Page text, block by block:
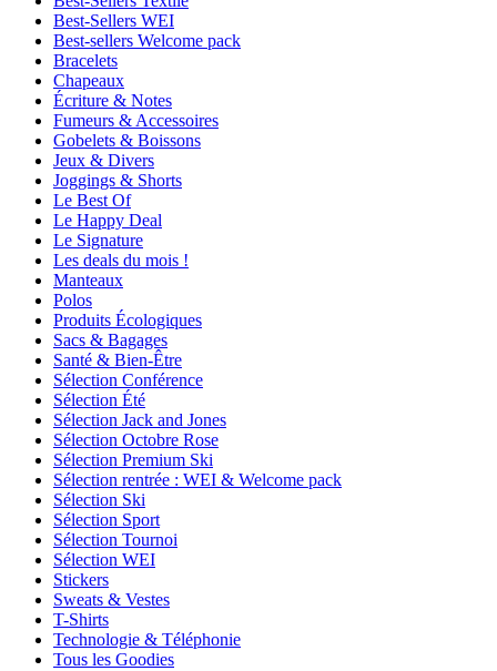
Best-Sellers WEI
Best-sellers Welcome pack
Bracelets
Chapeaux
Écriture & Notes
Fumeurs & Accessoires
Gobelets & Boissons
Jeux & Divers
Joggings & Shorts
Le Best Of
Le Happy Deal
Le Signature
Les deals du mois !
Manteaux
Polos
Produits Écologiques
Sacs & Bagages
Santé & Bien-Être
Sélection Conférence
Sélection Été
Sélection Jack and Jones
Sélection Octobre Rose
Sélection Premium Ski
Sélection rentrée : WEI & Welcome pack
Sélection Ski
Sélection Sport
Sélection Tournoi
Sélection WEI
Stickers
Sweats & Vestes
T-Shirts
Technologie & Téléphonie
Tous les Goodies